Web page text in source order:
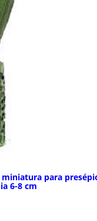
miniatura para
6-8 cm